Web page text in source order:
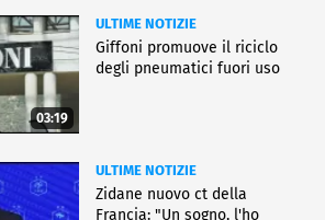
03:19
ULTIME NOTIZIE
Giffoni promuove il riciclo
degli pneumatici fuori uso
ULTIME NOTIZIE
Zidane nuovo ct della
Francia: "Un sogno, l'ho